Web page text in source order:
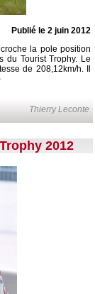
Publié le 2 juin 2012
la pole position
du Tourist Trophy. Le
de 208,12km/h. Il
Thierry Leconte
2012